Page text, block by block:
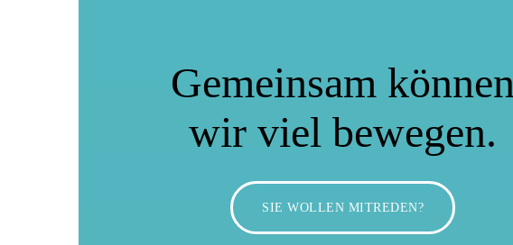
Gemeinsam können
wir viel bewegen.
SIE WOLLEN MITREDEN?